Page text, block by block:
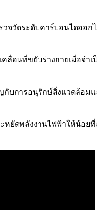
จวัดระดับคาร์บอนไดออก
นที่ขยับร่างกายเมื่อจำเ
กับการอนุรักษ์สิ่งแวดล้อ
ยัดพลังงานไฟฟ้าให้น้อย